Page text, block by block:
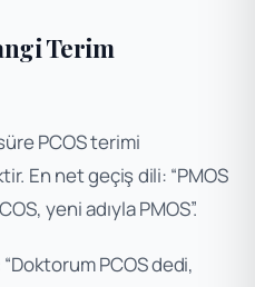
Terim
PCOS terimi
En net geçiş dili: “PMOS
yeni adıyla PMOS”.
“Doktorum PCOS dedi,